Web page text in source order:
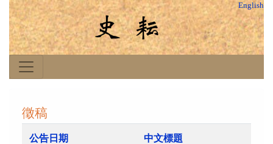
English
徵稿
公告日期 中文標題